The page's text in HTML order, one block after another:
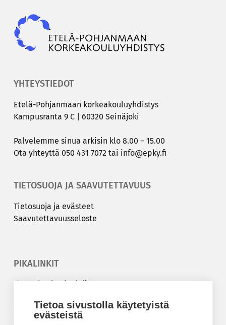
Tietoa sivustolla käytetyistä
evästeistä
YHTEYSTIEDOT
Etelä-​Pohjanmaan kor­kea­kou­lu­yh­dis­tys
Kam­pus­ran­ta 9 C | 60320 Sei­nä­jo­ki
Pal­ve­lem­me sinua ar­ki­sin klo 8.00 – 15.00
Ota yh­teyt­tä 050 431 7072 tai info@epky.fi
TIETOSUOJA JA SAAVUTETTAVUUS
Tie­to­suo­ja ja eväs­teet
Saa­vu­tet­ta­vuus­se­los­te
PIKALINKIT
Korkeakouluyhdistys
Kesäyliopisto
Epanet